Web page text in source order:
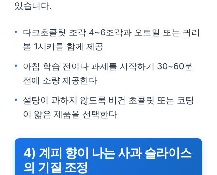
있습니다.
다크초콜릿 조각 4~6조각과 오트밀 또는 귀리
볼 1시키를 함께 제공
아침 학습 전이나 과제를 시작하기 30~60분
전에 소량 제공한다
설탕이 과하지 않도록 비건 초콜릿 또는 코팅
이 얇은 제품을 선택한다
4) 계피 향이 나는 사과 슬라이스
의 기질 조정